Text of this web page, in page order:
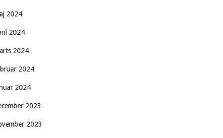
2024
2024
2024
2024
2024
2023
2023